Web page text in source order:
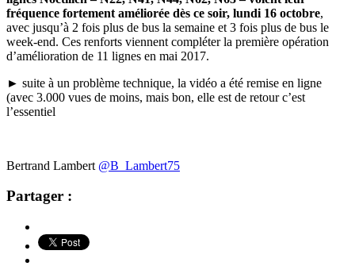
fréquence fortement améliorée dès ce soir, lundi 16 octobre,
avec jusqu’à 2 fois plus de bus la semaine et 3 fois plus de bus le
week-end. Ces renforts viennent compléter la première opération
d’amélioration de 11 lignes en mai 2017.
► suite à un problème technique, la vidéo a été remise en ligne
(avec 3.000 vues de moins, mais bon, elle est de retour c’est
l’essentiel
Bertrand Lambert @B_Lambert75
Partager :